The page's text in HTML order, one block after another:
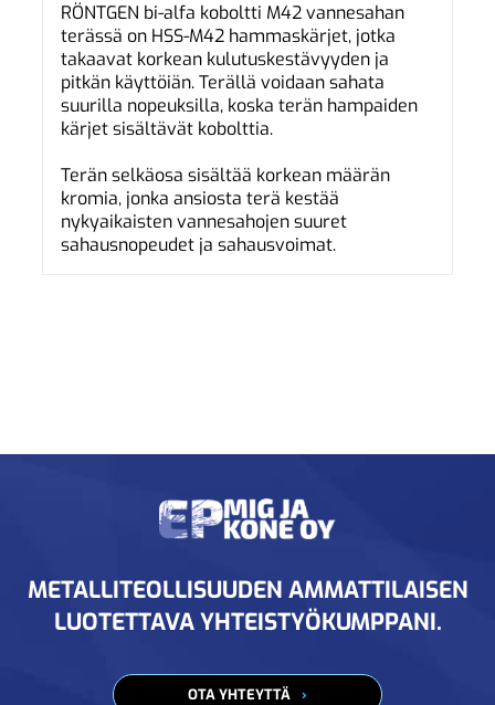
RÖNTGEN bi-alfa koboltti M42 vannesahan
terässä on HSS-M42 hammaskärjet, jotka
takaavat korkean kulutuskestävyyden ja
pitkän käyttöiän. Terällä voidaan sahata
suurilla nopeuksilla, koska terän hampaiden
kärjet sisältävät kobolttia.
Terän selkäosa sisältää korkean määrän
kromia, jonka ansiosta terä kestää
nykyaikaisten vannesahojen suuret
sahausnopeudet ja sahausvoimat.
METALLITEOLLISUUDEN AMMATTILAISEN
LUOTETTAVA YHTEISTYÖKUMPPANI.
OTA YHTEYTTÄ